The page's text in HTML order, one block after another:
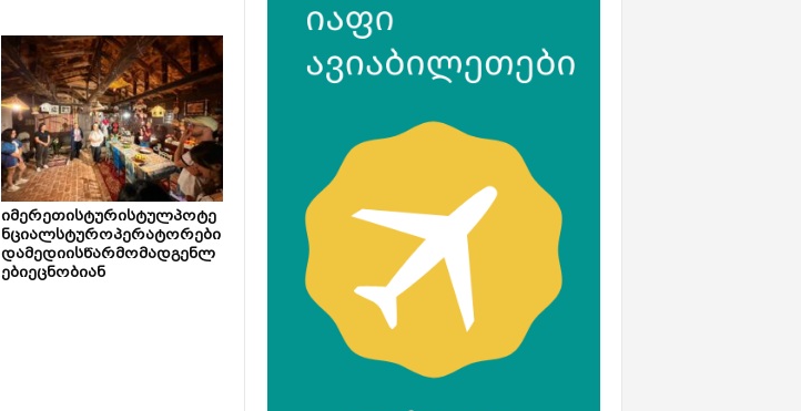
იმერეთისტურისტულპოტე
ნციალსტუროპერატორები
დამედიისწარმომადგენლ
ებიეცნობიან